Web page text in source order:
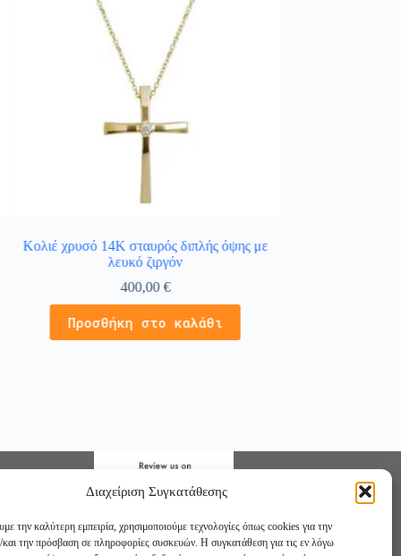
Διαχείριση Συγκατάθεσης
την καλύτερη εμπειρία, χρησιμοποιούμε τεχνολογίες όπως cookies για την
την πρόσβαση σε πληροφορίες συσκευών. Η συγκατάθεση για τις εν λόγω
Κολιέ χρυσό 14Κ σταυρός διπλής όψης με
λευκό ζιργόν
400,00€
Προσθήκη στο καλάθι